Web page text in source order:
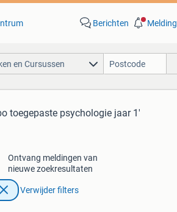
Berichten
en Cursussen
toegepaste psychologie jaar 1'
Ontvang meldingen van
nieuwe zoekresultaten
Verwijder filters